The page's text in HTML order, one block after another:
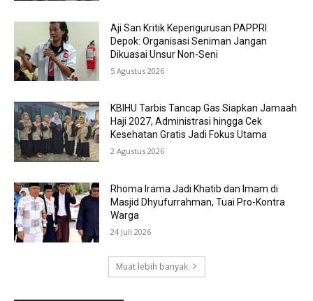
Aji San Kritik Kepengurusan PAPPRI
Depok: Organisasi Seniman Jangan
Dikuasai Unsur Non-Seni
5 Agustus 2026
KBIHU Tarbis Tancap Gas Siapkan Jamaah
Haji 2027, Administrasi hingga Cek
Kesehatan Gratis Jadi Fokus Utama
2 Agustus 2026
Rhoma Irama Jadi Khatib dan Imam di
Masjid Dhyufurrahman, Tuai Pro-Kontra
Warga
24 Juli 2026
Muat lebih banyak